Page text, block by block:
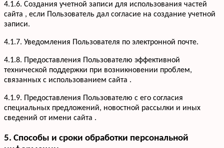
Услуги
Офисная мебель
Шкафы-купе
Гардеробные
Детская мебель
Портфолио
Акции
О компании
Вакансии
Отзывы
Информация
4.1.6. Создания учетной записи для использования частей
сайта , если Пользователь дал согласие на создание учетной
записи.
4.1.7. Уведомления Пользователя по электронной почте.
4.1.8. Предоставления Пользователю эффективной
технической поддержки при возникновении проблем,
связанных с использованием сайта .
4.1.9. Предоставления Пользователю с его согласия
специальных предложений, новостной рассылки и иных
сведений от имени сайта .
5. Способы и сроки обработки персональной